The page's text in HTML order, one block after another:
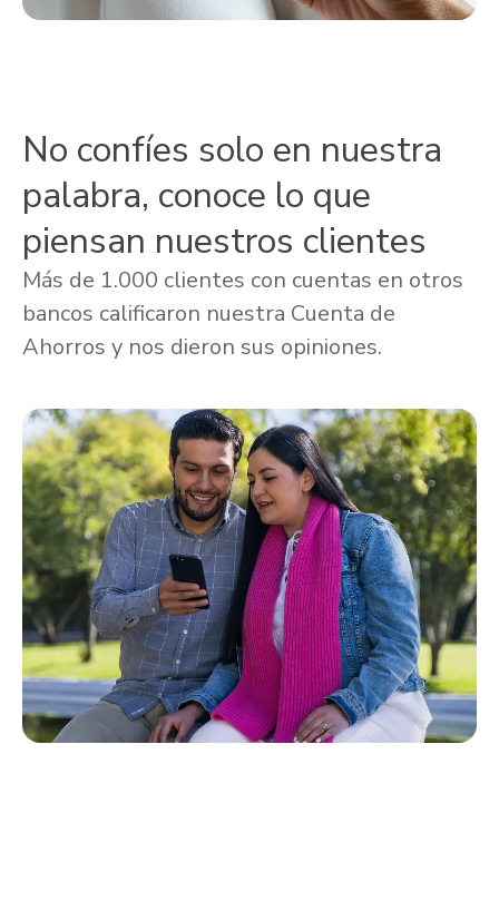
No confíes solo en nuestra
palabra, conoce lo que
piensan nuestros clientes
Más de 1.000 clientes con cuentas en otros
bancos calificaron nuestra Cuenta de
Ahorros y nos dieron sus opiniones.